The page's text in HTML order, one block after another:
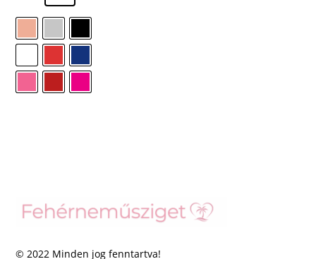
© 2022 Minden jog fenntartva!